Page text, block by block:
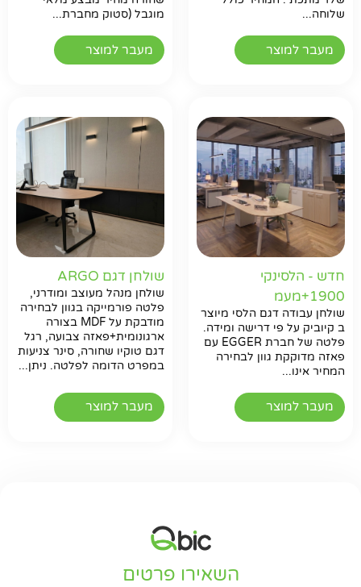
שלוחה...
מעבר למוצר
מוגבל (סטוק מחברת...
מעבר למוצר
חדש - הלסינקי
1900+מעמ
שולחן עבודה דגם הלסי מיוצר
ב קיוביק על פי דרישה ומידה.
פלטה של חברת EGGER עם
פאזה מדוקקת גוון לבחירה
המחיר אינו...
מעבר למוצר
שולחן דגם ARGO
שולחן מנהל מעוצב ומודרני,
פלטה פורמייקה בגוון לבחירה
מודבקת על MDF בצורה
ארגונומית+פאזה צבועה, רגל
דגם טוקיו שחורה, סינר צניעות
במפרט הדומה לפלטה. ניתן...
מעבר למוצר
השאירו פרטים